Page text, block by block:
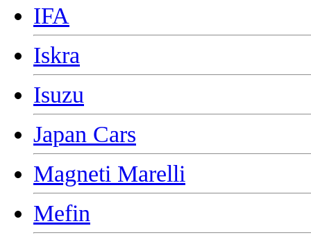
IFA
Iskra
Isuzu
Japan Cars
Magneti Marelli
Mefin